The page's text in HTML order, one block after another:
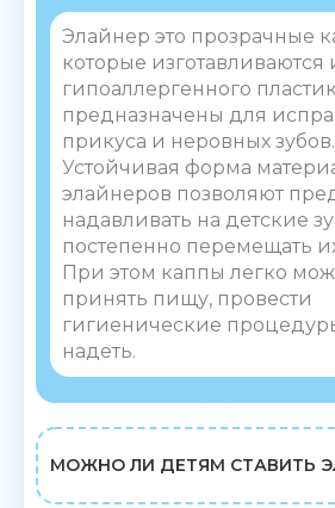
Элайнер это прозрачные
которые изготавливаются
гипоаллергенного
предназначены для
прикуса и неровных зубов.
Устойчивая форма
элайнеров позволяют
надавливать на детские
постепенно перемещать
При этом каппы легко
принять пищу, провести
гигиенические
надеть.
МОЖНО ЛИ ДЕТЯМ СТАВИТЬ